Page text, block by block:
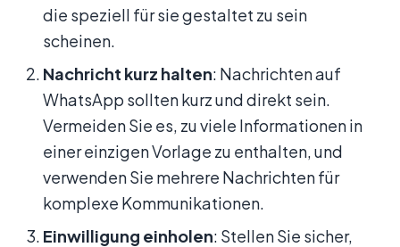
die speziell für sie gestaltet zu sein
scheinen.
Nachricht kurz halten: Nachrichten auf
WhatsApp sollten kurz und direkt sein.
Vermeiden Sie es, zu viele Informationen in
einer einzigen Vorlage zu enthalten, und
verwenden Sie mehrere Nachrichten für
komplexe Kommunikationen.
Einwilligung einholen: Stellen Sie sicher,